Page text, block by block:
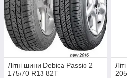
Літні шини Debica Passio 2
175/70 R13 82T